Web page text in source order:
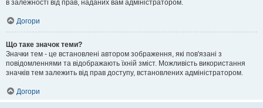
в залежності від прав, наданих вам адміністратором.
Догори
Що таке значок теми?
Значки тем - це встановлені автором зображення, які пов'язані з
повідомленнями та відображають їхній зміст. Можливість використання
значків тем залежить від прав доступу, встановлених адміністратором.
Догори